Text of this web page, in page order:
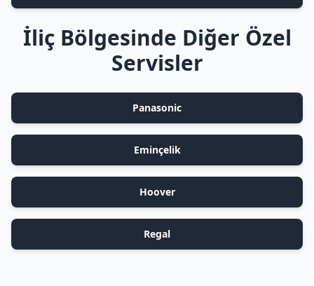
İliç Bölgesinde Diğer Özel
Servisler
Panasonic
Eminçelik
Hoover
Regal